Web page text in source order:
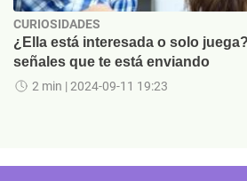
CURIOSIDADES
¿Ella está interesada o solo
señales que te está enviando
2 min | 2024-09-11 19:23